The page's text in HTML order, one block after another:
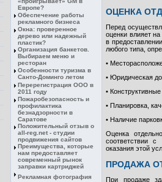
Европе?
Обеспечение работы
рекламного бизнеса
Окна: проверенное
дерево или надежный
пластик?
Организация банкетов.
Выбираем меню и
ресторан
Особенности туризма в
Санто-Доминго летом
Перерегистрация ООО в
2011 году
Пожаробезопасность и
профилактика
безнадзорности в
Саратове
Положительный отзыв о
all-reg.net - студии
продвижения сайтов
Преимущества, которые
нам предоставляет
современный рынок
заправки картриджей
Рекламная фотография
ОЦЕНКА
Перед
оценки влияет
в
любого типа,
•
• Юридическая
•
• Планировка,
• Наличие
Оценка
соответствии
оказания этой
ПРОДАЖА
При продаже